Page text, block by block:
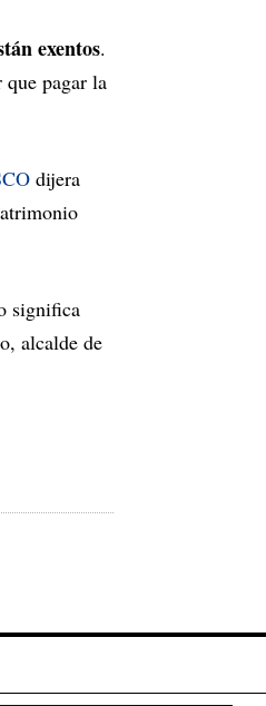
exentos.
pagar la
dijera
significa
alcalde de